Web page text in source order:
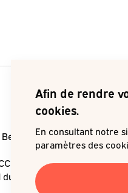
Belgique
Tribunal de
Afin de rendre
cookies.
En consultant notre
paramètres des